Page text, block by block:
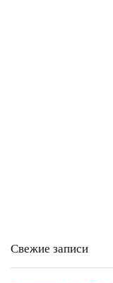
Свежие записи